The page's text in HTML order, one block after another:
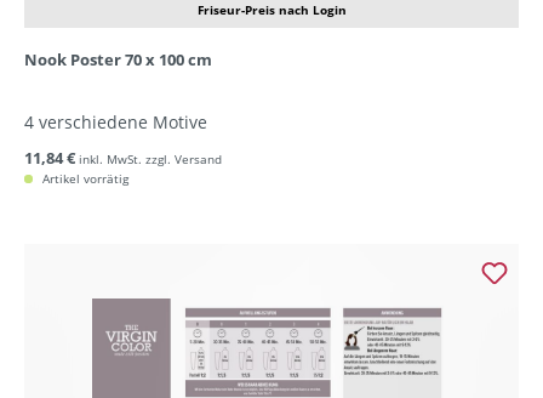
Friseur-Preis nach Login
Nook Poster 70 x 100 cm
4 verschiedene Motive
11,84 € inkl. MwSt. zzgl. Versand
Artikel vorrätig